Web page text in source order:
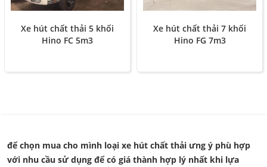
Xe hút chất thải 5 khối
Hino FC 5m3
Xe hút chất thải 7 khối
Hino FG 7m3
để chọn mua cho mình loại xe hút chất thải ưng ý phù hợp
với nhu cầu sử dụng để có giá thành hợp lý nhất khi lựa